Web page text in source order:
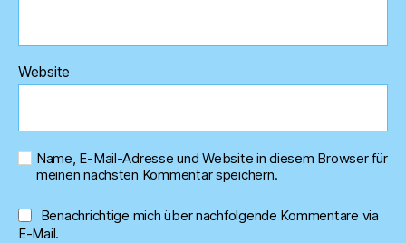
Website
Name, E-Mail-Adresse und Website in diesem Browser für
meinen nächsten Kommentar speichern.
Benachrichtige mich über nachfolgende Kommentare via
E-Mail.